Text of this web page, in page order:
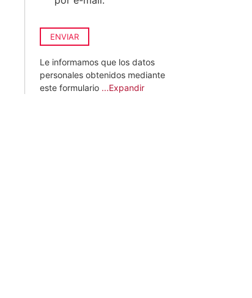
ENVIAR
Le informamos que los datos
personales obtenidos mediante
este formulario ...Expandir